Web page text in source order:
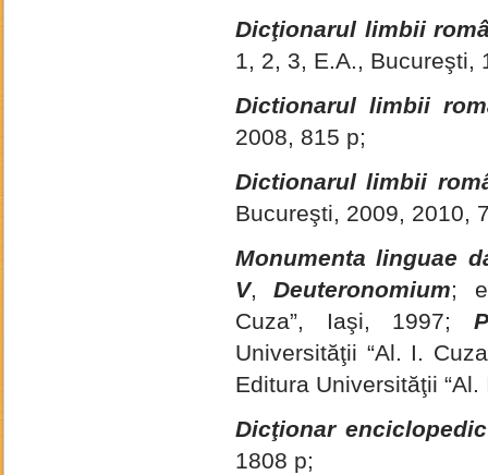
Dicţionarul limbii
1, 2, 3, E.A., Bucureşti,
Dictionarul limbii
2008, 815 p;
Dictionarul limbii
Bucureşti, 2009, 2010,
Monumenta linguae
V,Deuteronomium;
Cuza”, Iaşi, 1997;
Universităţii “Al. I.
Editura Universităţii
Dicţionar
1808 p;